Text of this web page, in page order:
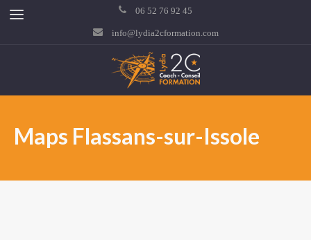
06 52 76 92 45
info@lydia2cformation.com
Maps Flassans-sur-Issole